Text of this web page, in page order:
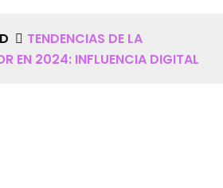
TENDENCIAS DE LA
EN 2024: INFLUENCIA DIGITAL